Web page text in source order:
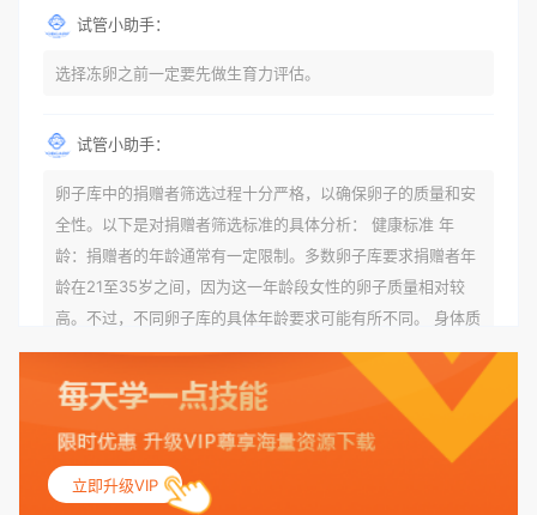
试管小助手：
选择冻卵之前一定要先做生育力评估。
试管小助手：
卵子库中的捐赠者筛选过程十分严格，以确保卵子的质量和安
全性。以下是对捐赠者筛选标准的具体分析： 健康标准 年
龄：捐赠者的年龄通常有一定限制。多数卵子库要求捐赠者年
龄在21至35岁之间，因为这一年龄段女性的卵子质量相对较
高。不过，不同卵子库的具体年龄要求可能有所不同。 身体质
量指数（BMI）：捐赠者的BMI通常需要在正常范围内，以确
保其身体健康状况良好。过高的BMI可能与多种健康问题相关
联，包括不孕症和妊娠并发症。 生殖健康：捐赠者需要有规律
的月经期，无生殖障碍或异常问题。此外，还需要进行详细的
妇科检查，以确保其生殖系统的健康。 遗传病史与家族病史：
捐赠者及其家庭成员需要无严重的遗传病史、精神病史和传染
立即升级VIP